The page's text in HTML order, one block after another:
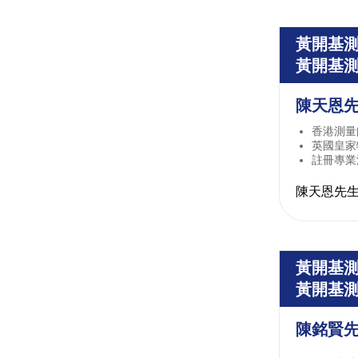
黃開基
黃開基
陳天恩
香港測
英國皇
註冊專
陳天恩先
黃開基
黃開基
陳銘賢